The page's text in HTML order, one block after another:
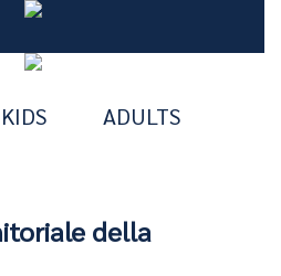
KIDS ADULTS
della